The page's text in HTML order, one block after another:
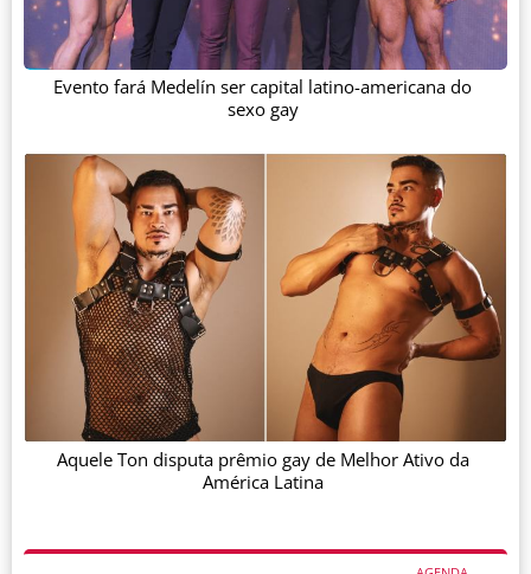
Evento fará Medelín ser capital latino-americana do
sexo gay
Aquele Ton disputa prêmio gay de Melhor Ativo da
América Latina